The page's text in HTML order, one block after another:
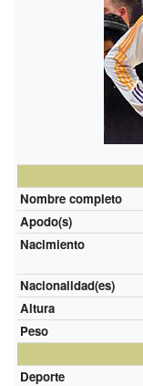
Nombre completo
Apodo(s)
Nacimiento
Nacionalidad(es)
Altura
Peso
Deporte